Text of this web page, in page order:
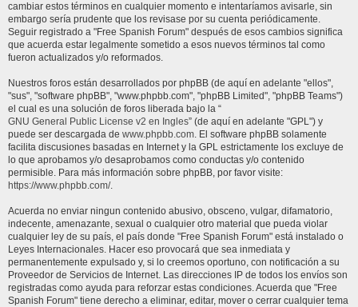
cambiar estos términos en cualquier momento e intentaríamos avisarle, sin
embargo sería prudente que los revisase por su cuenta periódicamente.
Seguir registrado a "Free Spanish Forum" después de esos cambios significa
que acuerda estar legalmente sometido a esos nuevos términos tal como
fueron actualizados y/o reformados.
Nuestros foros están desarrollados por phpBB (de aquí en adelante "ellos",
"sus", "software phpBB", "www.phpbb.com", "phpBB Limited", "phpBB Teams")
el cual es una solución de foros liberada bajo la “
GNU General Public License v2 en Ingles” (de aquí en adelante "GPL") y
puede ser descargada de www.phpbb.com. El software phpBB solamente
facilita discusiones basadas en Internet y la GPL estrictamente los excluye de
lo que aprobamos y/o desaprobamos como conductas y/o contenido
permisible. Para más información sobre phpBB, por favor visite:
https://www.phpbb.com/.
Acuerda no enviar ningun contenido abusivo, obsceno, vulgar, difamatorio,
indecente, amenazante, sexual o cualquier otro material que pueda violar
cualquier ley de su país, el país donde "Free Spanish Forum" está instalado o
Leyes Internacionales. Hacer eso provocará que sea inmediata y
permanentemente expulsado y, si lo creemos oportuno, con notificación a su
Proveedor de Servicios de Internet. Las direcciones IP de todos los envíos son
registradas como ayuda para reforzar estas condiciones. Acuerda que "Free
Spanish Forum" tiene derecho a eliminar, editar, mover o cerrar cualquier tema